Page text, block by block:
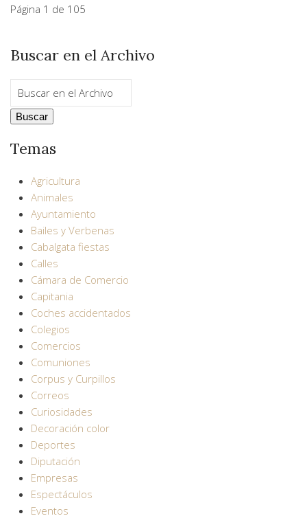
Página 1 de 105
Buscar en el Archivo
Temas
Agricultura
Animales
Ayuntamiento
Bailes y Verbenas
Cabalgata fiestas
Calles
Cámara de Comercio
Capitania
Coches accidentados
Colegios
Comercios
Comuniones
Corpus y Curpillos
Correos
Curiosidades
Decoración color
Deportes
Diputación
Empresas
Espectáculos
Eventos